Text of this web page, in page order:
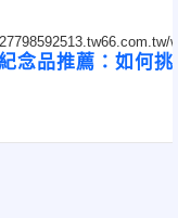
念品推薦：如何